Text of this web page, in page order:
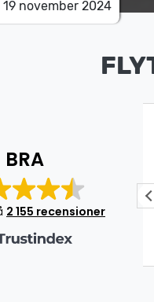
november 2024
BRA
2 155 recensioner